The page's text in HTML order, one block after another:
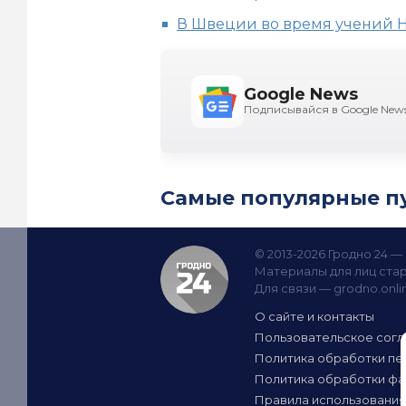
В Швеции во время учений
Google News
Подписывайся в Google
Самые популярные
© 2013-2026 Гродно 24
Материалы для лиц
Для связи —
О сайте и контакты
Пользовательское
Политика обработки
Политика обработки
Правила